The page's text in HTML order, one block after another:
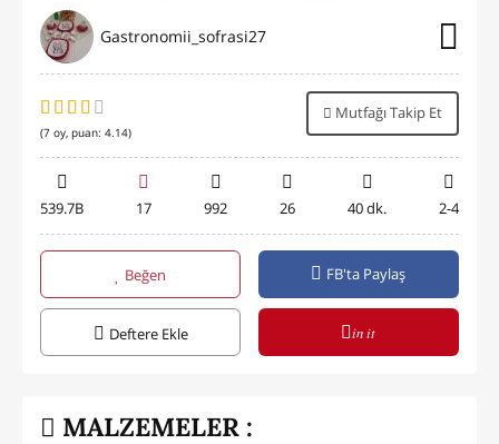
Gastronomii_sofrasi27
(7 oy, puan: 4.14)
Mutfağı Takip Et
539.7B 17 992 26 40 dk. 2-4
Beğen FB'ta Paylaş
Deftere Ekle in it
MALZEMELER :